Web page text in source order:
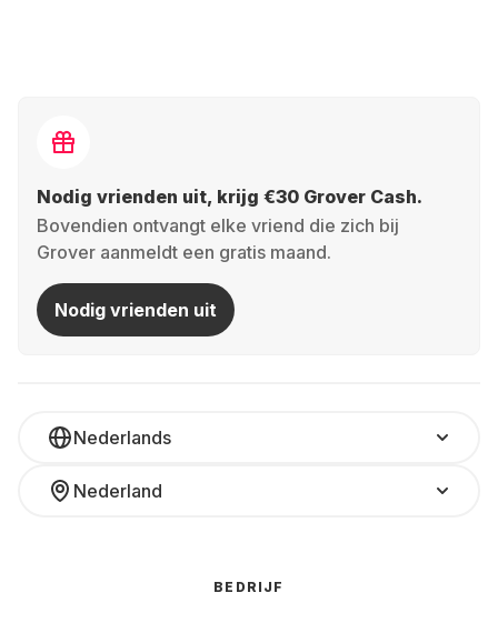
Nodig vrienden uit, krijg €30 Grover Cash.
Bovendien ontvangt elke vriend die zich bij
Grover aanmeldt een gratis maand.
Nodig vrienden uit
Nederlands
Nederland
BEDRIJF